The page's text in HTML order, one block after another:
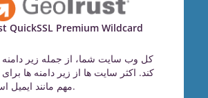
QuickSSL Premium Wildcard
کل وب سایت شما، از جمله زیر دامنه
کند. اکثر سایت ها از زیر دامنه ها
مهم مانند ایمیل استفاده می کنند.